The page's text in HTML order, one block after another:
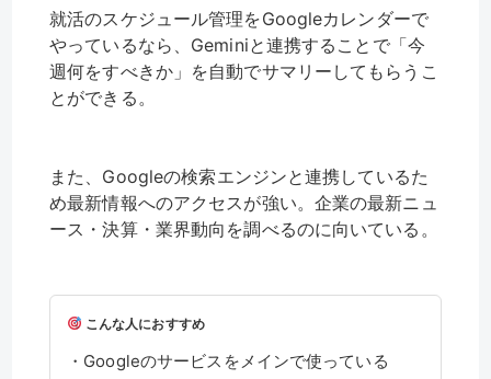
就活のスケジュール管理をGoogleカレンダーで
やっているなら、Geminiと連携することで「今
週何をすべきか」を自動でサマリーしてもらうこ
とができる。
また、Googleの検索エンジンと連携しているた
め最新情報へのアクセスが強い。企業の最新ニュ
ース・決算・業界動向を調べるのに向いている。
こんな人におすすめ
・Googleのサービスをメインで使っている